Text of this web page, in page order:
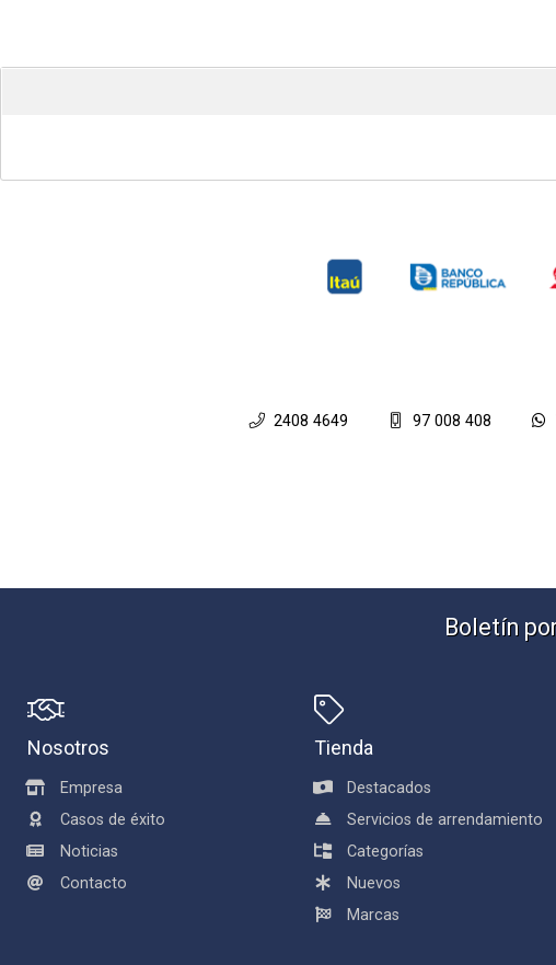
2408 4649 97 008 408
Boletín
Nosotros
Empresa
Casos de éxito
Noticias
Contacto
Tienda
Destacados
Servicios de arrendamiento
Categorías
Nuevos
Marcas